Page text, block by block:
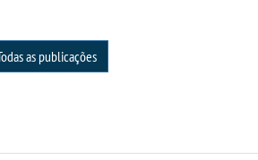
Ver Todas as publicações